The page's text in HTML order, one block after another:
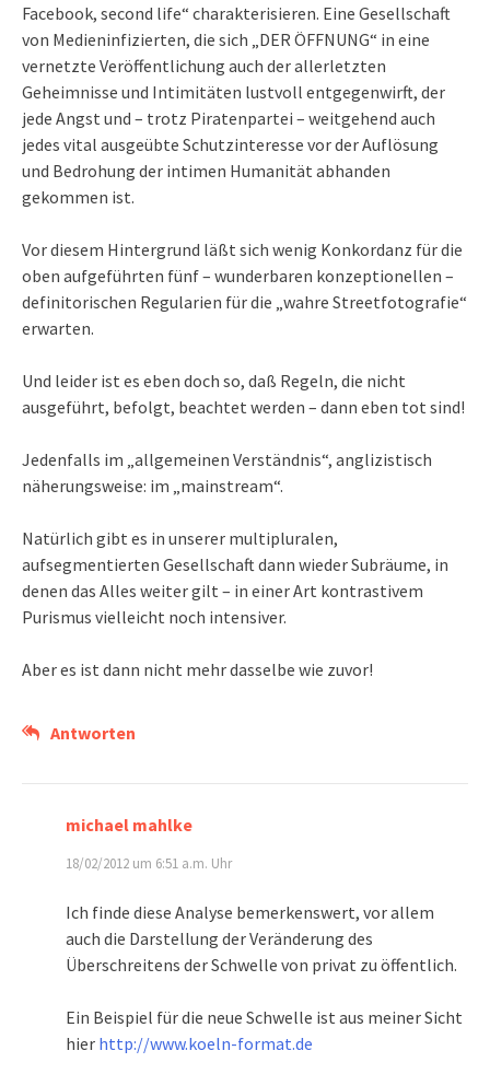
Facebook, second life“ charakterisieren. Eine Gesellschaft
von Medieninfizierten, die sich „DER ÖFFNUNG“ in eine
vernetzte Veröffentlichung auch der allerletzten
Geheimnisse und Intimitäten lustvoll entgegenwirft, der
jede Angst und – trotz Piratenpartei – weitgehend auch
jedes vital ausgeübte Schutzinteresse vor der Auflösung
und Bedrohung der intimen Humanität abhanden
gekommen ist.
Vor diesem Hintergrund läßt sich wenig Konkordanz für die
oben aufgeführten fünf – wunderbaren konzeptionellen –
definitorischen Regularien für die „wahre Streetfotografie“
erwarten.
Und leider ist es eben doch so, daß Regeln, die nicht
ausgeführt, befolgt, beachtet werden – dann eben tot sind!
Jedenfalls im „allgemeinen Verständnis“, anglizistisch
näherungsweise: im „mainstream“.
Natürlich gibt es in unserer multipluralen,
aufsegmentierten Gesellschaft dann wieder Subräume, in
denen das Alles weiter gilt – in einer Art kontrastivem
Purismus vielleicht noch intensiver.
Aber es ist dann nicht mehr dasselbe wie zuvor!
Antworten
michael mahlke
18/02/2012 um 6:51 a.m. Uhr
Ich finde diese Analyse bemerkenswert, vor allem
auch die Darstellung der Veränderung des
Überschreitens der Schwelle von privat zu öffentlich.
Ein Beispiel für die neue Schwelle ist aus meiner Sicht
hier http://www.koeln-format.de